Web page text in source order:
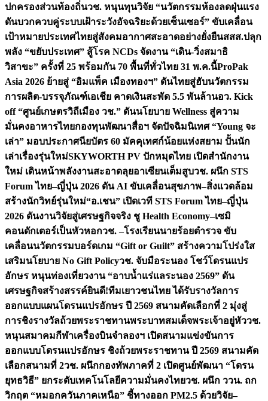
ปกครองส่วนท้องถิ่นวช. หนุนทุนวิจัย “นวัตกรรมห้องลดฝุ่นแรง
ดันบวกควบคู่ระบบเฝ้าระวังอัจฉริยะด้วยเซ็นเซอร์” ขับเคลื่อน
เป้าหมายประเทศไทยสู่สังคมอากาศสะอาดอย่างยั่งยืนสสส.ปลุก
พลัง “ขยับประเทศ” สู้โรค NCDs จัดงาน “เดิน-วิ่งสมาธิ
วิสาขะ” ครั้งที่ 25 พร้อมกัน 70 พื้นที่ทั่วไทย 31 พ.ค.นี้ProPak
Asia 2026 ย้ายสู่ “อิมแพ็ค เมืองทองฯ” ดันไทยสู่ฮับนวัตกรรม
การผลิต-บรรจุภัณฑ์เอเชีย คาดเงินสะพัด 5.5 พันล้านอว. Kick
off “ศูนย์เกษตรวิถีเมือง วช.” ดันนโยบาย Wellness สู่ความ
มั่นคงอาหารไทยกองทุนพัฒนาสื่อฯ จัดปัจฉิมนิเทศ “Young จะ
เล่า” มอบประกาศนียบัตร 60 มัคคุเทศก์น้อยแห่งสยาม ปั้นนัก
เล่าเรื่องรุ่นใหม่SKYWORTH PV ปักหมุดไทย เปิดสำนักงาน
ใหม่ เดินหน้าพลังงานสะอาดลุยอาเซียนเต็มสูบวช. ผนึก STS
Forum ไทย–ญี่ปุ่น 2026 ดัน AI ขับเคลื่อนสุขภาพ–สิ่งแวดล้อม
สร้างนักวิทย์รุ่นใหม่“อ.เชน” เปิดเวที STS Forum ไทย–ญี่ปุ่น
2026 ดันงานวิจัยสู่เศรษฐกิจจริง ชู Health Economy–เซมิ
คอนดักเตอร์เป็นหัวหอกวช. –โรงเรียนนายร้อยตำรวจ ขับ
เคลื่อนนวัตกรรมบอร์ดเกม “Gift or Guilt” สร้างความโปร่งใส
เสริมนโยบาย No Gift Policyวช. จับมือระนอง โชว์โดรนแปร
อักษร หนุนท่องเที่ยวงาน “อาบน้ำแร่แลระนอง 2569” ดัน
เศรษฐกิจสร้างสรรค์ยินดี!ทีมเยาวชนไทย ได้รับรางวัลการ
ออกแบบแผนโดรนแปรอักษร ปี 2569 สนามคัดเลือกที่ 2 มุ่งสู่
การชิงรางวัลถ้วยพระราชทานพระบาทสมเด็จพระเจ้าอยู่หัววช.
หนุนสมาคมกีฬาเครื่องบินจำลองฯ เปิดสนามแข่งขันการ
ออกแบบโดรนแปรอักษร ชิงถ้วยพระราชทาน ปี 2569 สนามคัด
เลือกสนามที่ 2วช. ผนึกกองทัพภาคที่ 2 เปิดศูนย์พัฒนา “โดรน
ยุทธวิธี” ยกระดับเทคโนโลยีความมั่นคงไทยวช. ผนึก ววน. ถก
วิกฤต “หมอกควันภาคเหนือ” ชี้ทางออก PM2.5 ด้วยวิจัย–